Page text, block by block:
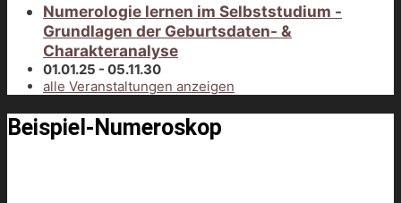
Numerologie lernen im Selbststudium -
Grundlagen der Geburtsdaten- &
Charakteranalyse
01.01.25 - 05.11.30
alle Veranstaltungen anzeigen
Beispiel-Numeroskop